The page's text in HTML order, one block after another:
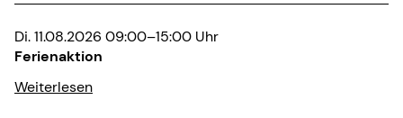
Di. 11.08.2026 09:00–15:00 Uhr
Ferienaktion
Weiterlesen